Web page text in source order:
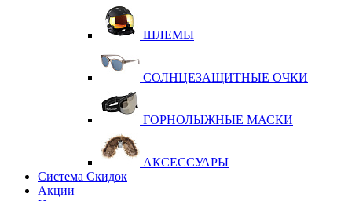
ШЛЕМЫ
СОЛНЦЕЗАЩИТНЫЕ ОЧКИ
ГОРНОЛЫЖНЫЕ МАСКИ
АКСЕССУАРЫ
Система Скидок
Акции